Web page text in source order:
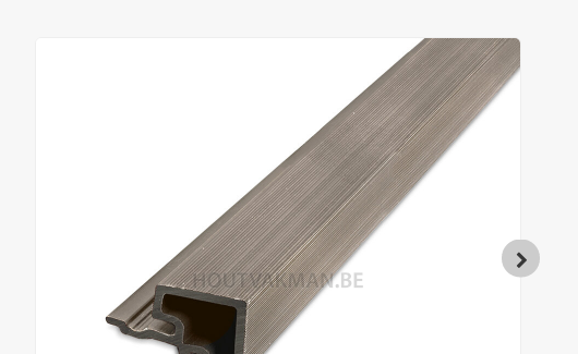
Paalhouders
Stelplaten
Hoekankers
Terrasdragers
B-fix
PuraFix
Verbindingsstukken
Houten pennen